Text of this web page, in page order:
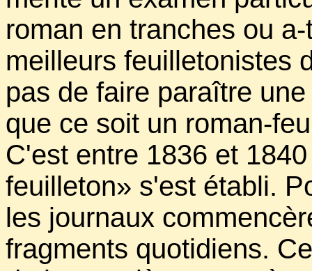
roman en tranches ou
meilleurs feuilletonistes
pas de faire paraître
que ce soit un roman-
C'est entre 1836 et
feuilleton» s'est établi.
les journaux
fragments quotidiens.